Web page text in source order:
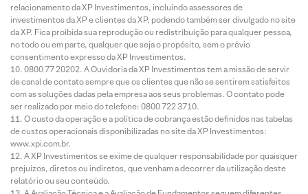
relacionamento da XP Investimentos, incluindo assessores de
investimentos da XP e clientes da XP, podendo também ser divulgado no site
da XP. Fica proibida sua reprodução ou redistribuição para qualquer pessoa,
no todo ou em parte, qualquer que seja o propósito, sem o prévio
consentimento expresso da XP Investimentos.
0800 77 20202. A Ouvidoria da XP Investimentos tem a missão de servir
de canal de contato sempre que os clientes que não se sentirem satisfeitos
com as soluções dadas pela empresa aos seus problemas. O contato pode
ser realizado por meio do telefone: 0800 722 3710.
O custo da operação e a política de cobrança estão definidos nas tabelas
de custos operacionais disponibilizadas no site da XP Investimentos:
www.xpi.com.br.
A XP Investimentos se exime de qualquer responsabilidade por quaisquer
prejuízos, diretos ou indiretos, que venham a decorrer da utilização deste
relatório ou seu conteúdo.